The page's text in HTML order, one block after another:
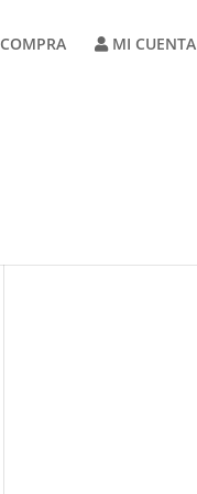
MI CUENTA